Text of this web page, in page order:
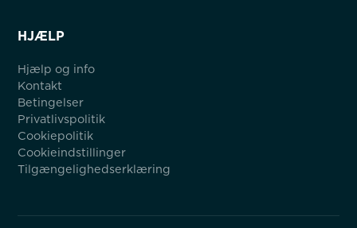
HJÆLP
Hjælp og info
Kontakt
Betingelser
Privatlivspolitik
Cookiepolitik
Cookieindstillinger
Tilgængelighedserklæring